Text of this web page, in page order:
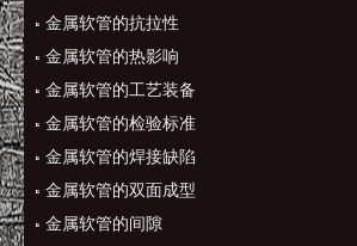
金属软管的抗拉性
金属软管的热影响
金属软管的工艺装备
金属软管的检验标准
金属软管的焊接缺陷
金属软管的双面成型
金属软管的间隙